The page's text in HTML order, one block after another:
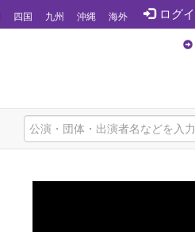
ログ
四国 九州 沖縄 海外